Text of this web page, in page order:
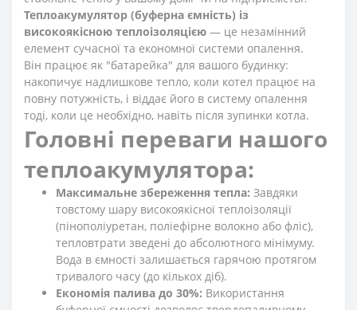
Теплоакумулятор (буферна ємність) із
високоякісною теплоізоляцією — це незамінний
елемент сучасної та економної системи опалення.
Він працює як "батарейка" для вашого будинку:
накопичує надлишкове тепло, коли котел працює на
повну потужність, і віддає його в систему опалення
тоді, коли це необхідно, навіть після зупинки котла.
Головні переваги нашого
теплоакумулятора:
Максимальне збереження тепла: Завдяки
товстому шару високоякісної теплоізоляції
(пінополіуретан, поліефірне волокно або фліс),
тепловтрати зведені до абсолютного мінімуму.
Вода в ємності залишається гарячою протягом
тривалого часу (до кількох діб).
Економія палива до 30%: Використання